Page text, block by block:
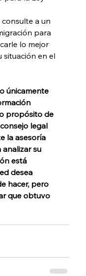
a un
para
lo mejor
situación en el
únicamente
propósito de
legal
la asesoría
su
está
desea
hacer, pero
que obtuvo